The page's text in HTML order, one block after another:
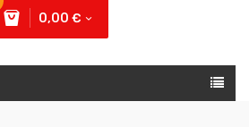
0,00 €